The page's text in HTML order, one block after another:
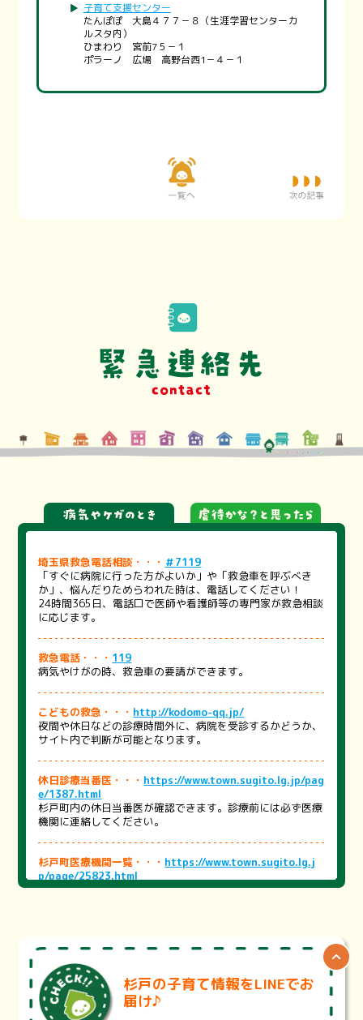
子育て支援センター
たんぽぽ 大島４７７－８（生涯学習センターカ
ルスタ内）
ひまわり 宮前7５－１
ポラーノ 広場 高野台西1－４－１
埼玉県救急電話相談・・・ ＃7119
「すぐに病院に行った方がよいか」や「救急車を呼ぶべき
か」、悩んだりためらわれた時は、電話してください！
24時間365日、電話口で医師や看護師等の専門家が救急相談
に応じます。
救急電話・・・ 119
病気やけがの時、救急車の要請ができます。
こどもの救急・・・ http://kodomo-qq.jp/
夜間や休日などの診療時間外に、病院を受診するかどうか、
サイト内で判断が可能となります。
休日診療当番医・・・ https://www.town.sugito.lg.jp/pag
e/1387.html
杉戸町内の休日当番医が確認できます。診療前には必ず医療
機関に連絡してください。
杉戸町医療機関一覧・・・ https://www.town.sugito.lg.j
p/page/25823.html
町内の医療機関をまとめました。医療機関を探す際にご活用
埼玉県医療機能情報提供システム・・・
itama.lg.jp/
診療科目、診療曜日・時間、地域、最寄り駅から医療機関や
薬局を検索することが出来ます。また、設備や体制、対応で
杉戸の子育て情報をLINEでお
届け♪